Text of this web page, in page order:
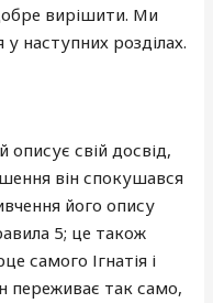
вирішити. Ми
наступних розділах.
описує свій досвід,
він спокушався
його опису
5; це також
самого Ігнатія і
переживає так само,